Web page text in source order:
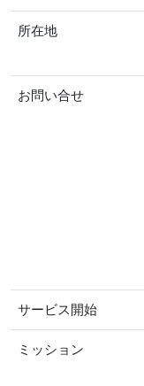
所在地
お問い合せ
サービス開始
ミッション